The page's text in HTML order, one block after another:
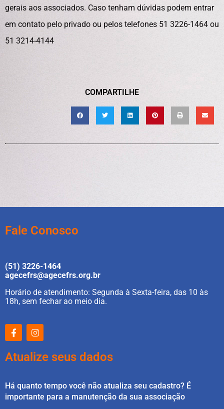
gerais aos associados. Caso tenham dúvidas podem entrar
em contato pelo privado ou pelos telefones 51 3226-1464 ou
51 3214-4144
COMPARTILHE
Fale Conosco
(51) 3226-1464
agecefrs@agecefrs.org.br
Horário de atendimento: Segunda à Sexta-feira, das 10 às
18h, sem fechar ao meio dia.
Atualize seus dados
Há quanto tempo você não atualiza seu cadastro? É
importante para a manutenção da sua associação